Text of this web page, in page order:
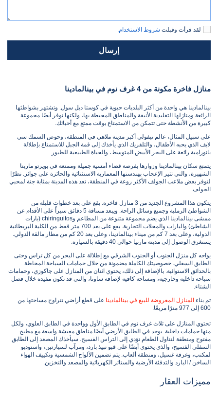
لقد قرأت وقبلت شروط الاستخدام
إرسال
منازل فاخرة مكونة من 4 غرف نوم في بينالمادينا
بينالمادينا هي واحدة من أكثر البلديات حيوية في كوستا ديل سول. وتشتهر بشواطئها
الرائعة ومنازلها التقليدية الأنيقة والمناطق المحيطة بها، ولكنها توفر أيضًا مجموعة
كبيرة من الأنشطة حتى تتمكن من الاستمتاع بوقت ممتع مع أحبائك.
على سبيل المثال، عالم تيفولي أكبر مدينة ملاهي في المنطقة، وحوض السمك سي
لايف الذي يحبه الأطفال، والتلفريك الذي يأخذك إلى قمة الجبل للاستمتاع بإطلالة
بانورامية رائعة على البحر الأبيض المتوسط، والحياة الطبيعية للطيور.
يتمتع سكان بينالمادينا وزوارها بفرصة قضاء أمسية جميلة وممتعة في بويرتو مارينا
الشهيرة، والتي تثير الإعجاب بهندستها المعمارية الاستثنائية والحائزة على جوائز. نظرًا
لتوفر بعض ملاعب الجولف الأكثر روعة في المنطقة، تعد هذه المدينة بمثابة جنة لمحبي
الجولف.
يتكون هذا المشروع الجديد من 3 منازل فاخرة. يقع على بعد خطوات قليلة من
الشواطئ الرملية وجميع وسائل الراحة. ويبعد مسافة 5 دقائق سيراً على الأقدام عن
ممشى بينالمادينا الذي يضم مجموعة متنوعة من المطاعم وchiringuitos (بارات
الشاطئ) والبارات والمحلات التجارية. يقع على بعد 700 متر فقط من الكلية البريطانية
الدولية، وعلى بعد 7 كم من ميناء بينالمادينا، وعلى بعد 20 كم من مطار مالقة الدولي.
يستغرق الوصول إلى مدينة ماربيا حوالي 40 دقيقة بالسيارة.
يواجه كل منزل الجنوب أو الجنوب الشرقي مع إطلالة على البحر من كل تراس وحتى
الطابق السفلي. خصوصيتك الكاملة مضمونة من خلال حمامات السباحة المحاطة
بالحدائق الاستوائية. بالإضافة إلى ذلك، يحتوي اثنان من المنازل على جاكوزي، وحمامات
سباحة داخلية وخارجية، ومساحة كافية لإضافة ساونا، والتي قد تكون مفيدة خلال فصل
الشتاء.
تم بناء المنازل المعروضة للبيع في بينالمادينا على قطع أراضي تتراوح مساحتها من
600 إلى 977 مترًا مربعًا.
تحتوي المنازل على ثلاث غرف نوم في الطابق الأول وواحدة في الطابق العلوي، ولكل
منها حمامات داخلية. يوجد في الطابق الأرضي أيضًا مناطق معيشة واسعة مع مطبخ
مفتوح ومنطقة لتناول الطعام تؤدي إلى التراس الفسيح. سيأخذك المصعد إلى الطابق
السفلي الفسيح، والذي يحتوي أيضًا على قبو نبيذ بارد، ومرآب لسيارتين، واستوديو
لمكتب، وغرفة غسيل، ومنطقة ألعاب. يتم تضمين الألواح الشمسية وتكييف الهواء
الساخن / البارد والتدفئة الأرضية والستائر الكهربائية والمصعد والتخزين.
مميزات العقار